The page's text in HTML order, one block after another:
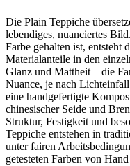
Die Plain Teppiche
lebendiges, nuanciertes
Farbe gehalten ist, entsteht
Materialanteile in den
Glanz und Mattheit – die
Nuance, je nach
eine handgefertigte
chinesischer Seide und
Struktur, Festigkeit und
Teppiche entstehen in
unter fairen
getesteten Farben von